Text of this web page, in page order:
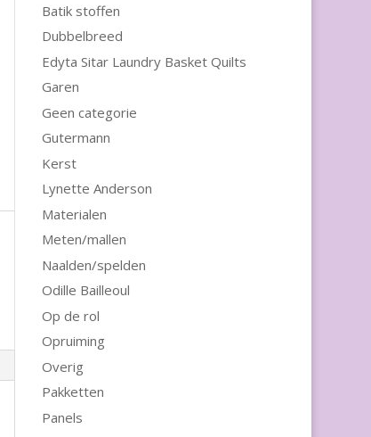
Batik stoffen
Dubbelbreed
Edyta Sitar Laundry Basket Quilts
Garen
Geen categorie
Gutermann
Kerst
Lynette Anderson
Materialen
Meten/mallen
Naalden/spelden
Odille Bailleoul
Op de rol
Opruiming
Overig
Pakketten
Panels